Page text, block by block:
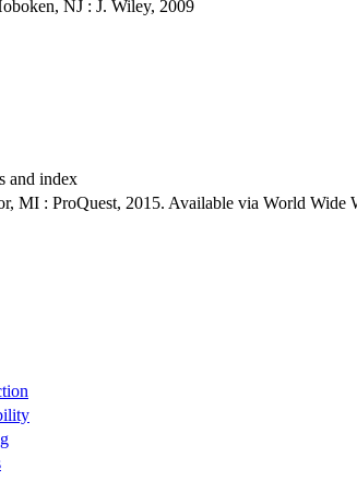
NJ : J. Wiley, 2009
and index
MI : ProQuest, 2015. Available via World Wide